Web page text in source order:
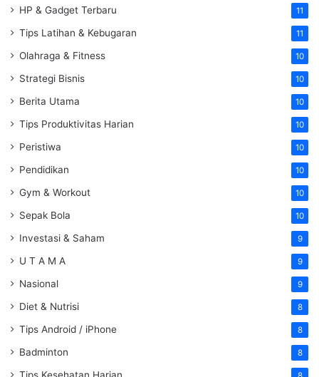
HP & Gadget Terbaru 11
Tips Latihan & Kebugaran 11
Olahraga & Fitness 10
Strategi Bisnis 10
Berita Utama 10
Tips Produktivitas Harian 10
Peristiwa 10
Pendidikan 10
Gym & Workout 10
Sepak Bola 10
Investasi & Saham 9
U T A M A 9
Nasional 9
Diet & Nutrisi 8
Tips Android / iPhone 8
Badminton 8